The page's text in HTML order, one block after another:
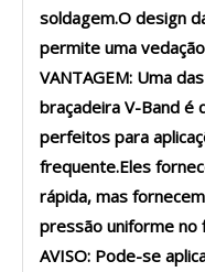
soldagem.O design
permite uma
VANTAGEM: Uma
braçadeira V-Band
perfeitos para
frequente.Eles
rápida, mas
pressão uniforme no
AVISO: Pode-se